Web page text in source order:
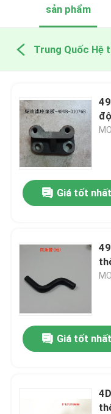
sản phẩm
Trung Quốc Hệ
Giá tốt nhất
Giá tốt nhất